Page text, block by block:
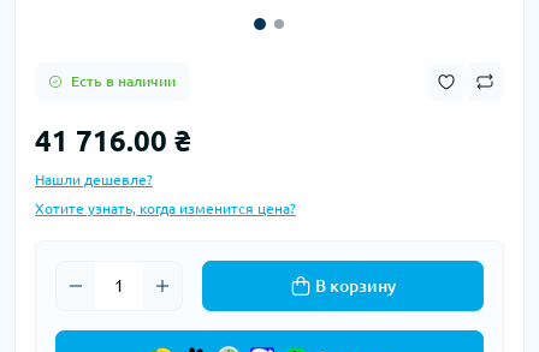
Есть в наличии
41 716.00 ₴
Нашли дешевле?
Хотите узнать, когда изменится цена?
В корзину